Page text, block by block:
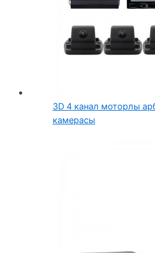
3D 4 канал моторлы
камерасы